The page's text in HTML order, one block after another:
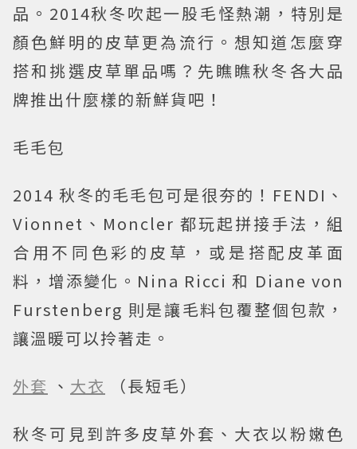
品。2014秋冬吹起一股毛怪熱潮，特別是
顏色鮮明的皮草更為流行。想知道怎麼穿
搭和挑選皮草單品嗎？先瞧瞧秋冬各大品
牌推出什麼樣的新鮮貨吧！
毛毛包
2014 秋冬的毛毛包可是很夯的！FENDI、
Vionnet、Moncler 都玩起拼接手法， 組
合 用不同色彩的皮草，或是搭配皮革面
料，增添變化。Nina Ricci 和 Diane von
Furstenberg 則是讓毛料包覆整個包款，
讓溫暖可以拎著走。
外套 、 大衣 （長短毛）
秋冬可見到許多皮草外套、大衣以粉嫩色